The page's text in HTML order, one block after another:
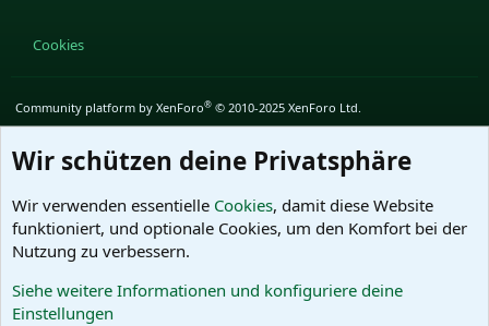
Cookies
Community platform by XenForo® © 2010-2025 XenForo Ltd.
Wir schützen deine Privatsphäre
Wir verwenden essentielle Cookies, damit diese Website
funktioniert, und optionale Cookies, um den Komfort bei der
Nutzung zu verbessern.
Siehe weitere Informationen und konfiguriere deine
Einstellungen